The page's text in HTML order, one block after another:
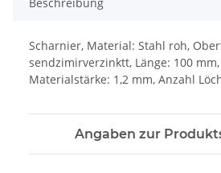
Scharnier, Material: Stahl roh,
sendzimirverzinktt, Länge: 100
Materialstärke: 1,2 mm, Anzahl
Angaben zur